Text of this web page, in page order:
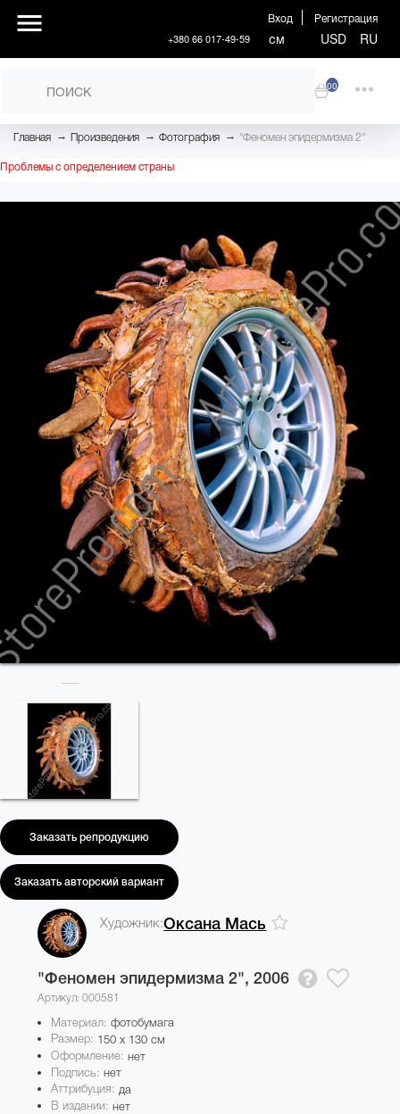
Вход Регистрация
+380 66 017-49-59 см USD RU
00
Главная → Произведения → Фотография → "Феномен эпидермизма 2"
Проблемы с определением страны
Заказать репродукцию
Заказать авторский вариант
Художник:Оксана Мась
"Феномен эпидермизма 2", 2006
Артикул: 000581
Материал: фотобумага
Размер: 150 x 130 см
Оформление:нет
Подпись:нет
Аттрибуция: да
В издании:нет